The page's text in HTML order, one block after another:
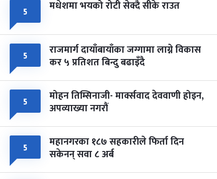
५ मधेशमा भयको रोटी सेक्दै सीके राउत
५ राजमार्ग दायाँबायाँका जग्गामा लाग्ने विकास
कर ५ प्रतिशत बिन्दु बढाइँदै
५ मोहन तिम्सिनाजी- मार्क्सवाद देववाणी होइन,
अपव्याख्या नगरौं
५ महानगरका १८७ सहकारीले फिर्ता दिन
सकेनन् सवा ८ अर्ब